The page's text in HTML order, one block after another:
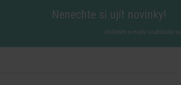
Nenechte si ujít novinky!
vložením e-mailu souhlasíte se